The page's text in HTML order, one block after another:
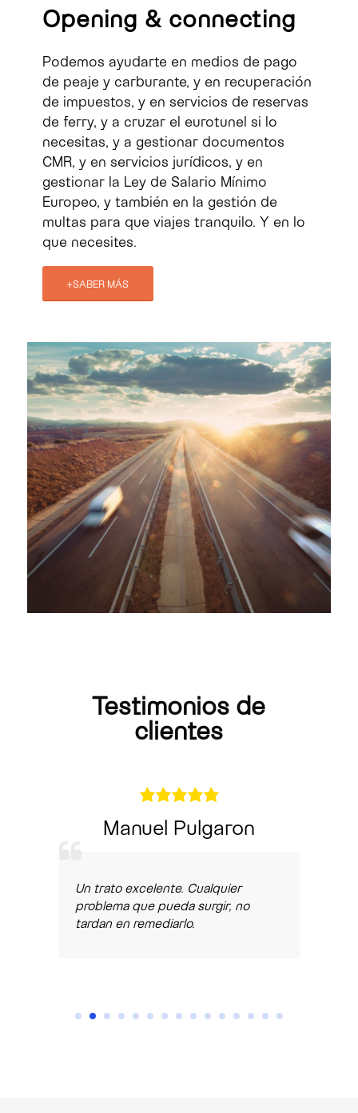
Opening & connecting
Podemos ayudarte en medios de pago
de peaje y carburante, y en recuperación
de impuestos, y en servicios de reservas
de ferry, y a cruzar el eurotunel si lo
necesitas, y a gestionar documentos
CMR, y en servicios jurídicos, y en
gestionar la Ley de Salario Mínimo
Europeo, y también en la gestión de
multas para que viajes tranquilo. Y en lo
que necesites.
+SABER MÁS
Testimonios de
clientes
Manuel Pulgaron
Un trato excelente. Cualquier
problema que pueda surgir, no
tardan en remediarlo.